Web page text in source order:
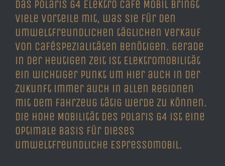
Das Polaris G4 Elektro Café Mobil bringt
viele Vorteile mit, was Sie für den
umweltfreundlichen täglichen Verkauf
von Caféspezialitäten benötigen. Gerade
in der heutigen Zeit ist Elektromobilität
ein wichtiger Punkt um hier auch in der
Zukunft immer auch in allen Regionen
mit dem Fahrzeug tätig werde zu können.
Die hohe Mobilität des Polaris G4 ist eine
optimale Basis für dieses
umweltfreundliche Espressomobil.